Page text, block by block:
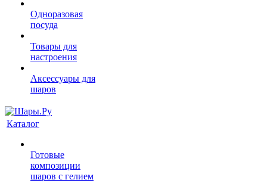
Одноразовая
посуда
Товары для
настроения
Аксессуары для
шаров
Каталог
Готовые
композиции
шаров с гелием